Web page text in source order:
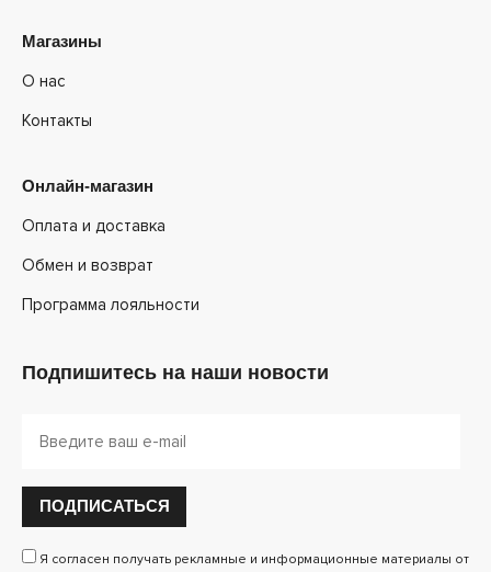
Магазины
О нас
Контакты
Онлайн-магазин
Оплата и доставка
Обмен и возврат
Программа лояльности
Подпишитесь на наши новости
ПОДПИСАТЬСЯ
Я согласен получать рекламные и информационные материалы от